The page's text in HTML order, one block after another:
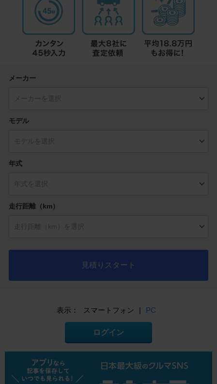
メーカー
モデル
年式
走行距離（km）
見積りスタート
表示： スマートフォン | PC
ログイン